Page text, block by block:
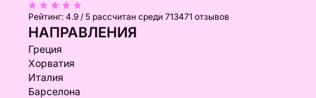
Рейтинг: 4.9 / 5 рассчитан среди 713471 отзывов
НАПРАВЛЕНИЯ
Греция
Хорватия
Италия
Барселона